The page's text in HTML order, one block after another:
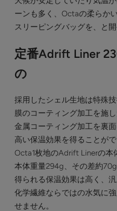
ーンも多く、Octaの柔らか
スリーピングバッグを、と開
定番Adrift Liner
の
採用したシェル生地は特殊
膜のコーティング加工を施
金属コーティング加工を裏
高い保温効果を得ることがで
Octa1枚地のAdrift Linerの
本体重量294g、その差約
得られる保温効果は高く、
化学繊維ならではの水気に
せません。